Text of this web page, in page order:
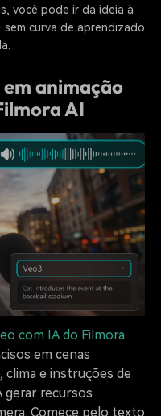
você pode ir da ideia à
curva de aprendizado
animação
AI
com IA do Filmora
em cenas
clima e instruções de
gerar recursos
Comece pelo texto